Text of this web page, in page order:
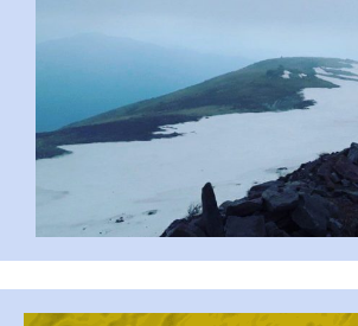
...
pimrec_project